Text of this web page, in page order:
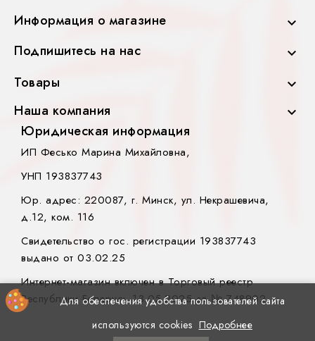
Информация о магазине 
Подпишитесь на нас 
Товары 
Наша компания 
Для обеспечения удобства пользователей сайта
используются cookies Подробнее
Юридическая информация
ИП Фесько Марина Михайловна,
УНП 193837743
Юр. адрес: 220087, г. Минск, ул. Некрашевича,
д.12, ком. 116
Свидетельство о гос. регистрации 193837743
выдано от 03.02.25
Интернет-магазин включен в Торговый реестр
Республики Беларусь 13.05.2025 за № 748902.